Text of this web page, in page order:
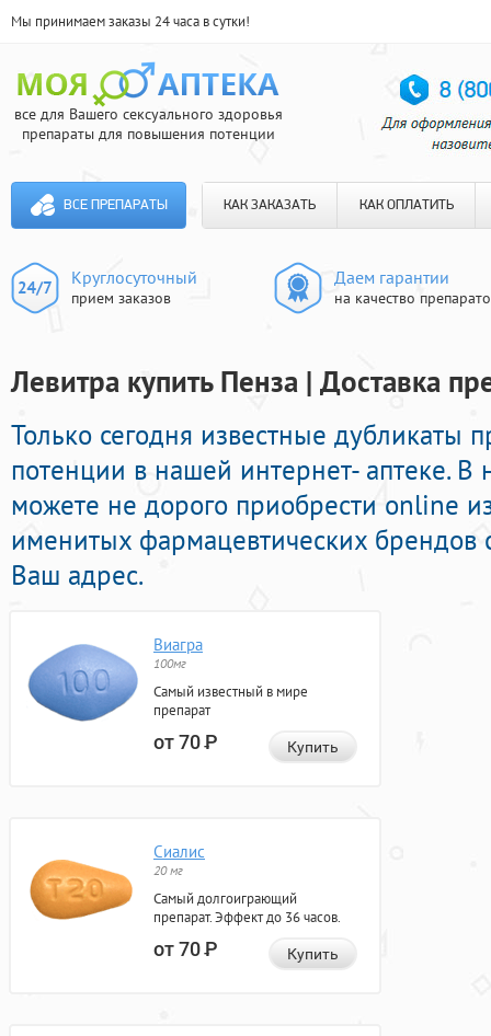
Мы принимаем заказы 24 часа в сутки!
все для Вашего сексуального здоровья
препараты для повышения потенции
ВСЕ ПРЕПАРАТЫ КАК ЗАКАЗАТЬ КАК ОПЛАТИТЬ
Круглосуточный
прием заказов
Даем гарантии
на качество
Левитра купить Пенза | Доставка
Только сегодня известные дубликаты
потенции в нашей интернет- аптеке.
можете не дорого приобрести online
именитых фармацевтических брендов
Ваш адрес.
Виагра
100мг
Самый известный в мире
препарат
от 70Р Купить
Сиалис
20 мг
Самый долгоиграющий
препарат. Эффект до 36 часов.
от 70Р Купить